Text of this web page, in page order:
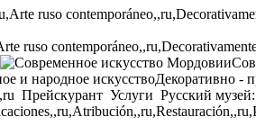
ruso
Декоративно -
Прейскурант Услуги Русский